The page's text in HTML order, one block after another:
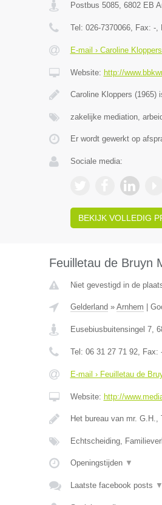
Postbus 5085, 6802 EB
Tel: 026-7370066, Fax: -,
E-mail › Caroline
Website: http://
Caroline Kloppers (1965)
zakelijke mediation,
Er wordt gewerkt op
Sociale media:
BEKIJK VOLLEDIG
Feuilletau de Bruyn
Niet gevestigd in de
Gelderland » Arnhem
Eusebiusbuitensingel 7,
Tel: 06 31 27 71 92, Fax:
E-mail › Feuilletau de
Website: http://
Het bureau van mr.
Echtscheiding,
Openingstijden ▼
Laatste facebook posts ▼